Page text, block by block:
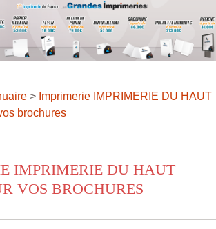
> Imprimerie IMPRIMERIE DU HAUT
brochures
IMPRIMERIE DU HAUT
VOS BROCHURES